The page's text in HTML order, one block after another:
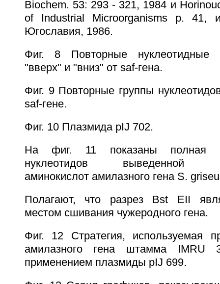
Biochem. 53: 293 - 321, 1984 и
of Industrial Microorganisms p. 41,
Югославия, 1986.
Фиг. 8 Повторные нуклеотидные
"вверх" и "вниз" от saf-гена.
Фиг. 9 Повторные группы
saf-гене.
Фиг. 10 Плазмида pIJ 702.
На фиг. 11 показаны полная
нуклеотидов выведенной
аминокислот амилазного гена S.
Полагают, что разрез Bst EII
местом сшивания чужеродного гена.
Фиг. 12 Стратегия, используемая
амилазного гена штамма
применением плазмиды pIJ 699.